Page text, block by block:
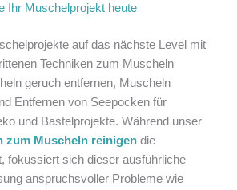
Ihr Muschelprojekt heute
auf das nächste Level mit
Techniken zum Muscheln
geruch entfernen, Muscheln
Entfernen von Seepocken für
und Bastelprojekte. Während unser
zum Muscheln reinigen die
fokussiert sich dieser ausführliche
anspruchsvoller Probleme wie